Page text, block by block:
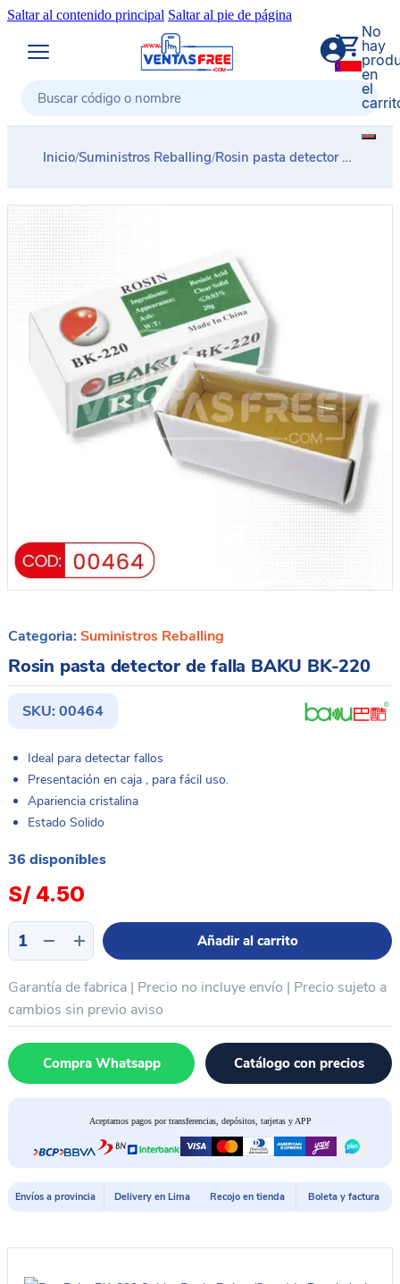
Saltar al contenido principal Saltar al pie de página
Buscar
0
No
hay
en
el
Inicio/Suministros Reballing/Rosin pasta detector de falla BAKU BK-220
Categoria: Suministros Reballing
Rosin pasta detector de falla BAKU BK-220
SKU: 00464
Ideal para detectar fallos
Presentación en caja , para fácil uso.
Apariencia cristalina
Estado Solido
36 disponibles
S/ 4.50
Rosin
pasta
de
falla
BAKU
BK-
220
cantidad
Añadir al carrito
Garantía de fabrica | Precio no incluye envío | Precio sujeto a
cambios sin previo aviso
Compra Whatsapp Catálogo con precios
Aceptamos pagos por transferencias, depósitos, tarjetas y APP
Envíos a provincia Delivery en Lima Recojo en tienda Boleta y factura